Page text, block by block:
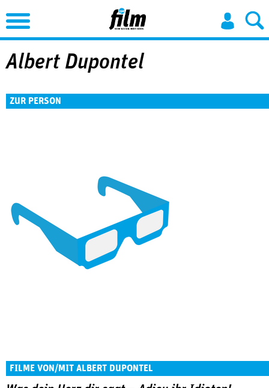
Jump to Navigation
Albert Dupontel
ZUR PERSON
FILME VON/MIT ALBERT DUPONTEL